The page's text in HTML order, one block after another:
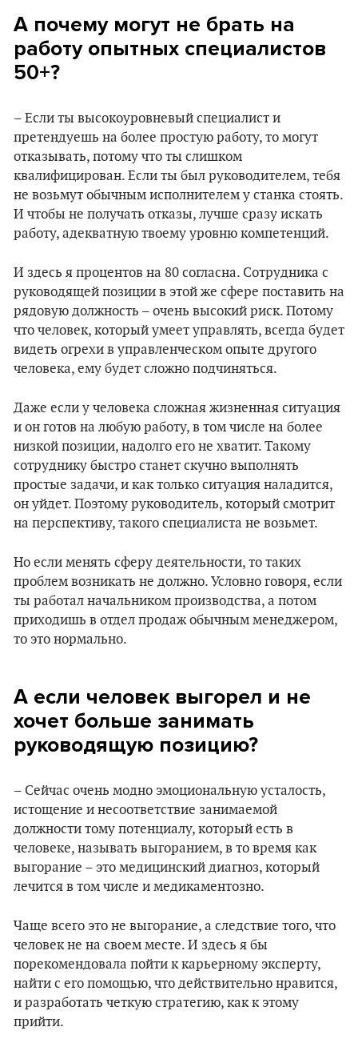
А почему могут не брать на
работу опытных специалистов
50+?
– Если ты высокоуровневый специалист и
претендуешь на более простую работу, то могут
отказывать, потому что ты слишком
квалифицирован. Если ты был руководителем, тебя
не возьмут обычным исполнителем у станка стоять.
И чтобы не получать отказы, лучше сразу искать
работу, адекватную твоему уровню компетенций.
И здесь я процентов на 80 согласна. Сотрудника с
руководящей позиции в этой же сфере поставить на
рядовую должность – очень высокий риск. Потому
что человек, который умеет управлять, всегда будет
видеть огрехи в управленческом опыте другого
человека, ему будет сложно подчиняться.
Даже если у человека сложная жизненная ситуация
и он готов на любую работу, в том числе на более
низкой позиции, надолго его не хватит. Такому
сотруднику быстро станет скучно выполнять
простые задачи, и как только ситуация наладится,
он уйдет. Поэтому руководитель, который смотрит
на перспективу, такого специалиста не возьмет.
Но если менять сферу деятельности, то таких
проблем возникать не должно. Условно говоря, если
ты работал начальником производства, а потом
приходишь в отдел продаж обычным менеджером,
то это нормально.
А если человек выгорел и не
хочет больше занимать
руководящую позицию?
– Сейчас очень модно эмоциональную усталость,
истощение и несоответствие занимаемой
должности тому потенциалу, который есть в
человеке, называть выгоранием, в то время как
выгорание – это медицинский диагноз, который
лечится в том числе и медикаментозно.
Чаще всего это не выгорание, а следствие того, что
человек не на своем месте. И здесь я бы
порекомендовала пойти к карьерному эксперту,
найти с его помощью, что действительно нравится,
и разработать четкую стратегию, как к этому
прийти.